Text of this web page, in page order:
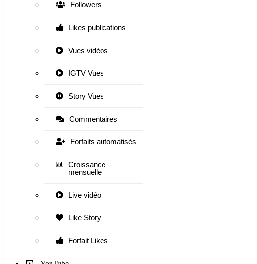
Followers
Likes publications
Vues vidéos
IGTV Vues
Story Vues
Commentaires
Forfaits automatisés
Croissance
mensuelle
Live vidéo
Like Story
Forfait Likes